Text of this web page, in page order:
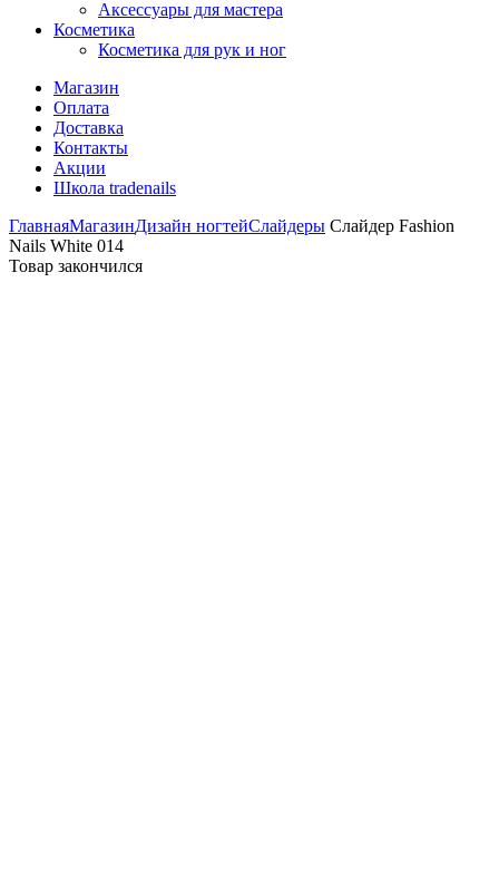
Аксессуары для мастера
Косметика
Косметика для рук и ног
Магазин
Оплата
Доставка
Контакты
Акции
Школа tradenails
ГлавнаяМагазинДизайн ногтейСлайдеры Слайдер Fashion
Nails White 014
Товар закончился